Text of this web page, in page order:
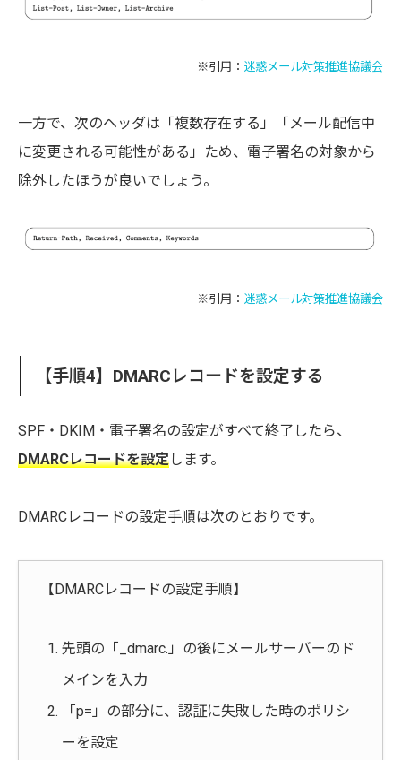
※引用： 迷惑メール対策推進協議会
一方で、次のヘッダは「複数存在する」「メール配信中
に変更される可能性がある」ため、電子署名の対象から
除外したほうが良いでしょう。
※引用： 迷惑メール対策推進協議会
【手順4】DMARCレコードを設定する
SPF・DKIM・電子署名の設定がすべて終了したら、
DMARCレコードを設定します。
DMARCレコードの設定手順は次のとおりです。
【DMARCレコードの設定手順】
先頭の「_dmarc.」の後にメールサーバーのド
メインを入力
「p=」の部分に、認証に失敗した時のポリシ
ーを設定